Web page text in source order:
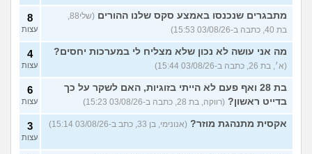
מתבגרים שנכנסו באמצע סקס שלנו ההורים
(שלי88,
בת 40, כתבה ב-03/08/26 15:53)
8
עצות
מה אני עושה לא נכון שלא מצליח לי במערכות יחסים?
(א׳, בת 26, כתבה ב-03/08/26 15:44)
4
עצות
בת 28 ואף פעם לא הייתי בזוגיות, האם לשקר על כך
בדייט ראשון? (רווקה, בת 28, כתבה ב-03/08/26 15:23)
6
עצות
אקסית מתנהגת מוזר? (אנונימי, בן 33, כתב ב-03/08/26 15:14) 3
עצות